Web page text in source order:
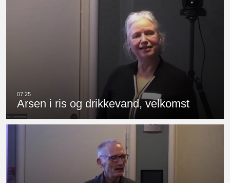
Arsen i ris og drikkevand, velkomst